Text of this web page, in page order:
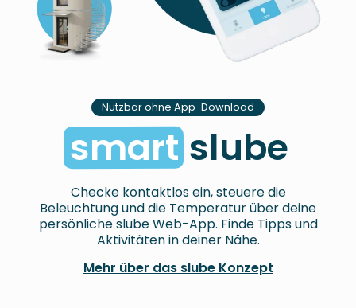
Nutzbar ohne App-Download
smart slube
Checke kontaktlos ein, steuere die
Beleuchtung und die Temperatur über deine
persönliche slube Web-App. Finde Tipps und
Aktivitäten in deiner Nähe.
Mehr über das slube Konzept